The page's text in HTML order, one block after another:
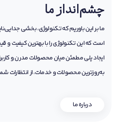
چشم‌انداز ما
ما بر این باوریم که تکنولوژی، بخشی
است که این تکنولوژی را با بهترین کیفیت
ایجاد پلی مطمئن میان محصولات مدرن و
به‌روزترین محصولات و خدمات، از انتظارات
درباره ما